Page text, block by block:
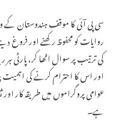
سی پی آئی کا موقف ہندوستان کے
روایات کو محفوظ رکھنے اور فروغ
کی ترتیب پر سوال اٹھا کر، پارٹی ہر
اور اس کا احترام کرنے کی اہمیت
عوامی پروگراموں میں طریقہ کار اور
ہے۔